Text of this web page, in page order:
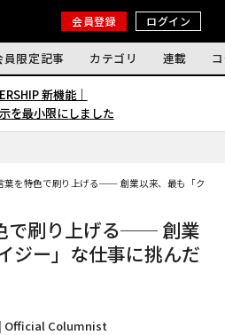
会員登録 ログイン
員限定記事 カテゴリ 連載
新機能｜
を最小限にしました
葉を特色で刷り上げる── 創業以来、最も「クレ
で刷り上げる── 創業
ジー」な仕事に挑んだ
| Official Columnist